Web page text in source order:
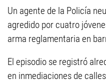
Un agente de la Policía
agredido por cuatro
arma reglamentaria en
El episodio se registró
en inmediaciones de